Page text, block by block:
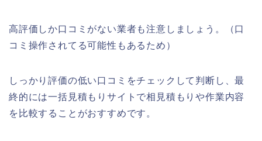
高評価しか口コミがない業者も注意しましょう。（口
コミ操作されてる可能性もあるため）
しっかり評価の低い口コミをチェックして判断し、最
終的には一括見積もりサイトで相見積もりや作業内容
を比較することがおすすめです。